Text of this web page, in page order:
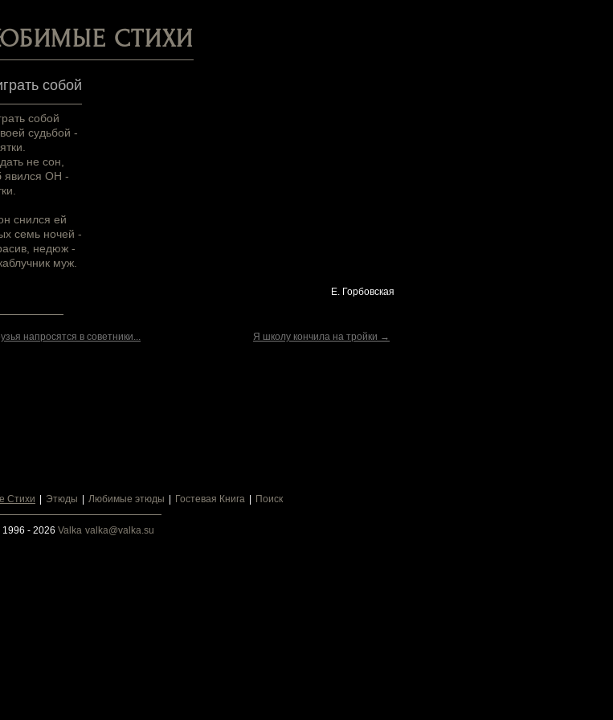
СТИХИ
собой
собой
судьбой -
не сон,
явился ОН -
снился ей
семь ночей -
недюж -
муж.
Е. Горбовская
напросятся в советники... Я школу кончила на тройки →
Стихи Этюды Любимые этюды Гостевая Книга Поиск
- 2026 Valka valka@valka.su